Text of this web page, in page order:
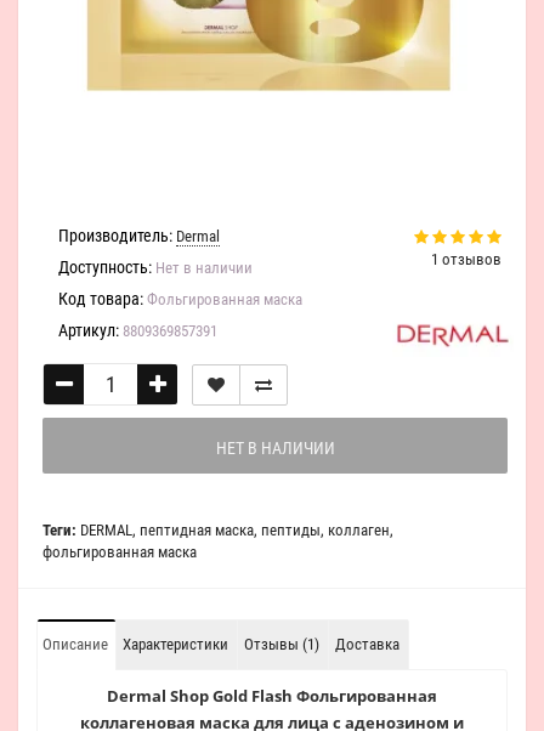
1 отзывов
Производитель: Dermal
Доступность: Нет в наличии
Код товара: Фольгированная маска
Артикул: 8809369857391
НЕТ В НАЛИЧИИ
Теги: DERMAL, пептидная маска, пептиды, коллаген,
фольгированная маска
Описание Характеристики Отзывы (1) Доставка
Dermal Shop Gold Flash Фольгированная
коллагеновая маска для лица c аденозином и